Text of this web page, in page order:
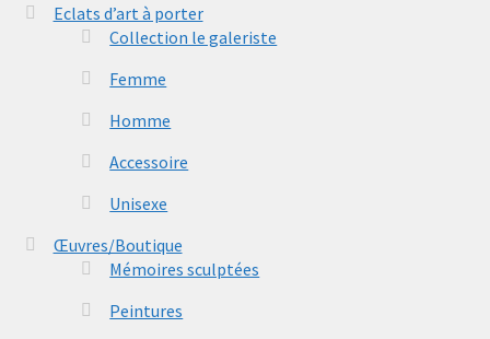
Eclats d’art à porter
Collection le galeriste
Femme
Homme
Accessoire
Unisexe
Œuvres/Boutique
Mémoires sculptées
Peintures